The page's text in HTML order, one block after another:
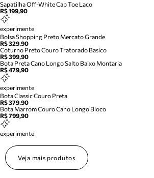
Sapatilha Off-White Cap Toe Laco
R$ 199,90
experimente
Bolsa Shopping Preto Mercato Grande
R$ 329,90
Coturno Preto Couro Tratorado Basico
R$ 399,90
Bota Preta Cano Longo Salto Baixo Montaria
R$ 479,90
experimente
Bota Classic Couro Preta
R$ 379,90
Bota Marrom Couro Cano Longo Bloco
R$ 799,90
experimente
Veja mais produtos